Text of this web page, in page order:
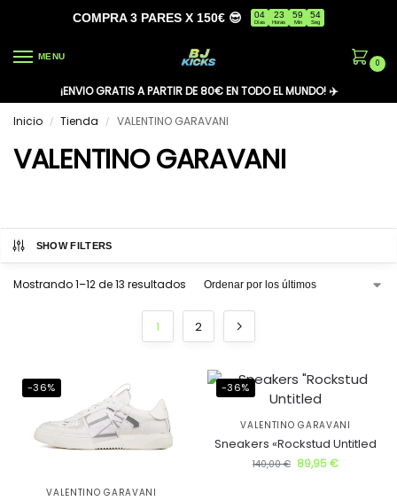
COMPRA 3 PARES X 150€ 😎 04
Días
23
Horas
59
Min
53
Seg
MENU
0
¡ENVIO GRATIS A PARTIR DE 80€ EN TODO EL MUNDO! ✈️
Inicio
/ Tienda / VALENTINO GARAVANI
VALENTINO GARAVANI
SHOW FILTERS
Mostrando 1–12 de 13 resultados
1 2
-36%
VALENTINO GARAVANI
-36%
VALENTINO GARAVANI
Sneakers «Rockstud Untitled
140,00€ 89,95€